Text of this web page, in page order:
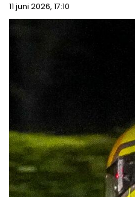
11 juni 2026, 17:10